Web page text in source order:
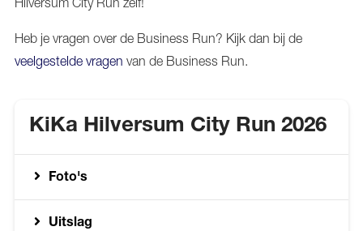
Heb je vragen over de Business Run? Kijk dan bij de
veelgestelde vragen van de Business Run.
KiKa Hilversum City Run 2026
Foto's
Uitslag